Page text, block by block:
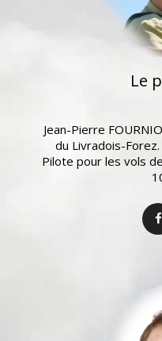
Le
Jean-Pierre
du Livradois-
Pilote pour les vols